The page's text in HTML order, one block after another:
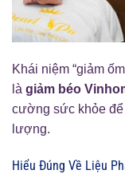
Khái niệm “giảm
là giảm béo
cường sức khỏe để
lượng.
Hiểu Đúng Về Liệu